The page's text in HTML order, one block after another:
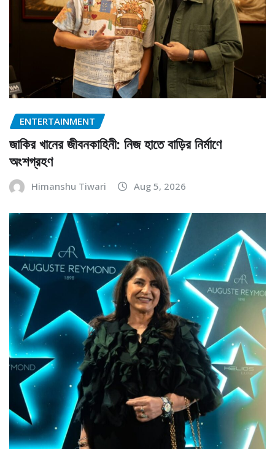
ENTERTAINMENT
জাকির খানের জীবনকাহিনী: নিজ হাতে বাড়ির নির্মাণে
অংশগ্রহণ
Himanshu Tiwari Aug 5, 2026